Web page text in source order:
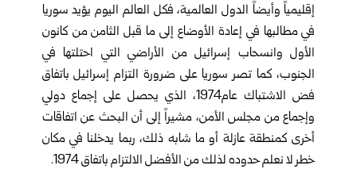
إقليمياً وأيضاً الدول العالمية، فكل العالم اليوم يؤيد سوريا
في مطالبها في إعادة الأوضاع إلى ما قبل الثامن من كانون
الأول وانسحاب إسرائيل من الأراضي التي احتلتها في
الجنوب، كما تصر سوريا على ضرورة التزام إسرائيل باتفاق
فض الاشتباك عام1974، الذي يحصل على إجماع دولي
وإجماع من مجلس الأمن، مشيراً إلى أن البحث عن اتفاقات
أخرى كمنطقة عازلة أو ما شابه ذلك، ربما يدخلنا في مكان
خطر لا نعلم حدوده لذلك من الأفضل الالتزام باتفاق 1974.